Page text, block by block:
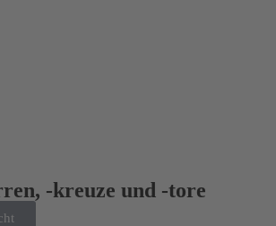
-kreuze und -tore